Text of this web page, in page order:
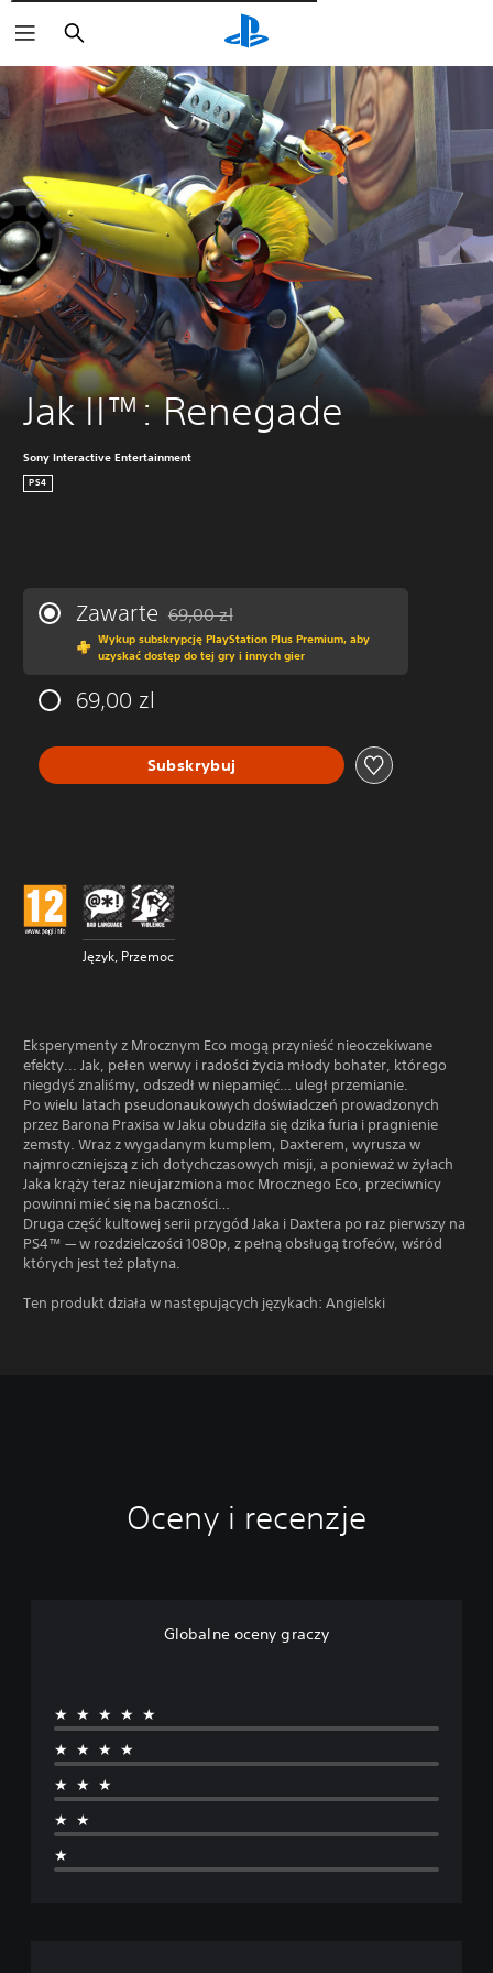
Wyszukaj
Jak II™: Renegade
Sony Interactive Entertainment
PS4
Zawarte Zastosowano zniżkę z oryginalnej ceny
69,00 zl
Wykup subskrypcję PlayStation Plus Premium, aby
uzyskać dostęp do tej gry i innych gier
69,00 zl
Subskrybuj
Język, Przemoc
Eksperymenty z Mrocznym Eco mogą przynieść nieoczekiwane
efekty... Jak, pełen werwy i radości życia młody bohater, którego
niegdyś znaliśmy, odszedł w niepamięć… uległ przemianie.
Po wielu latach pseudonaukowych doświadczeń prowadzonych
przez Barona Praxisa w Jaku obudziła się dzika furia i pragnienie
zemsty. Wraz z wygadanym kumplem, Daxterem, wyrusza w
najmroczniejszą z ich dotychczasowych misji, a ponieważ w żyłach
Jaka krąży teraz nieujarzmiona moc Mrocznego Eco, przeciwnicy
powinni mieć się na baczności…
Druga część kultowej serii przygód Jaka i Daxtera po raz pierwszy na
PS4™ — w rozdzielczości 1080p, z pełną obsługą trofeów, wśród
których jest też platyna.
Ten produkt działa w następujących językach: Angielski
Oceny i recenzje
Globalne oceny graczy
★★★★★
★★★★
★★★
★★
★